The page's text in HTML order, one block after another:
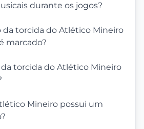
durante os jogos?
da torcida do Atlético Mineiro
marcado?
torcida do Atlético Mineiro
Mineiro possui um